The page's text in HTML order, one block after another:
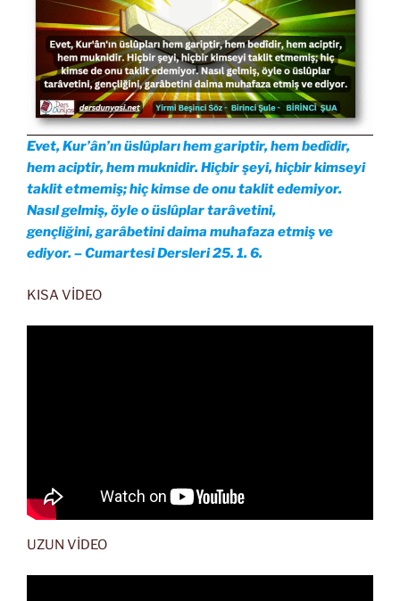
Evet, Kur’ân’ın üslûpları hem gariptir, hem bedîdir,
hem aciptir, hem muknidir. Hiçbir şeyi, hiçbir kimseyi
taklit etmemiş; hiç kimse de onu taklit edemiyor.
Nasıl gelmiş, öyle o üslûplar tarâvetini,
gençliğini, garâbetini daima muhafaza etmiş ve
ediyor. – Cumartesi Dersleri 25. 1. 6.
KISA VİDEO
UZUN VİDEO